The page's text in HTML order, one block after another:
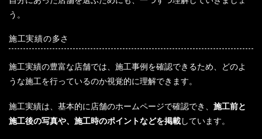
う。
施工実績の多さ
施工実績の豊富な店舗では、施工事例を確認できるため、どのよ
うな施工を行っているのか視覚的に理解できます。
施工実績は、基本的に店舗のホームページで確認でき、 施工前と
施工後の写真や、施工時のポイントなどを掲載しています。